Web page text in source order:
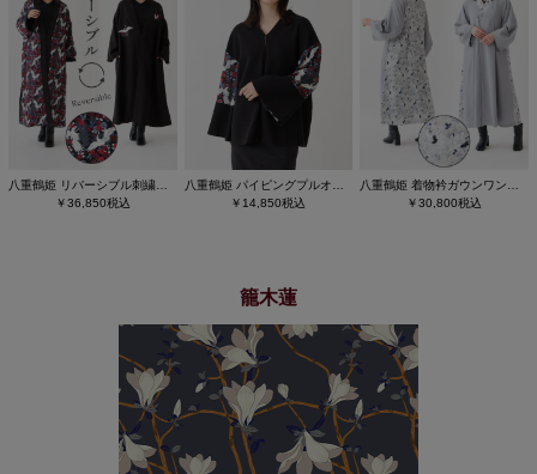
八重鶴姫 リバーシブル刺繍羽織
￥36,850税込
八重鶴姫 パイピングプルオーバー
￥14,850税込
八重鶴姫 着物衿ガウンワンピース
￥30,800税込
籠木蓮